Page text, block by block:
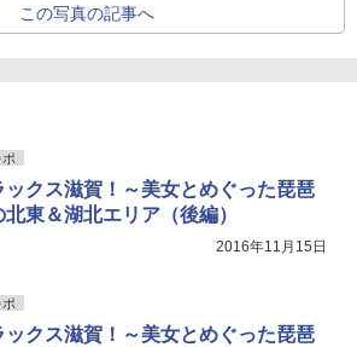
この写真の記事へ
ックス滋賀！～美女とめぐった琵琶
北東＆湖北エリア（後編）
2016年11月15日
ックス滋賀！～美女とめぐった琵琶